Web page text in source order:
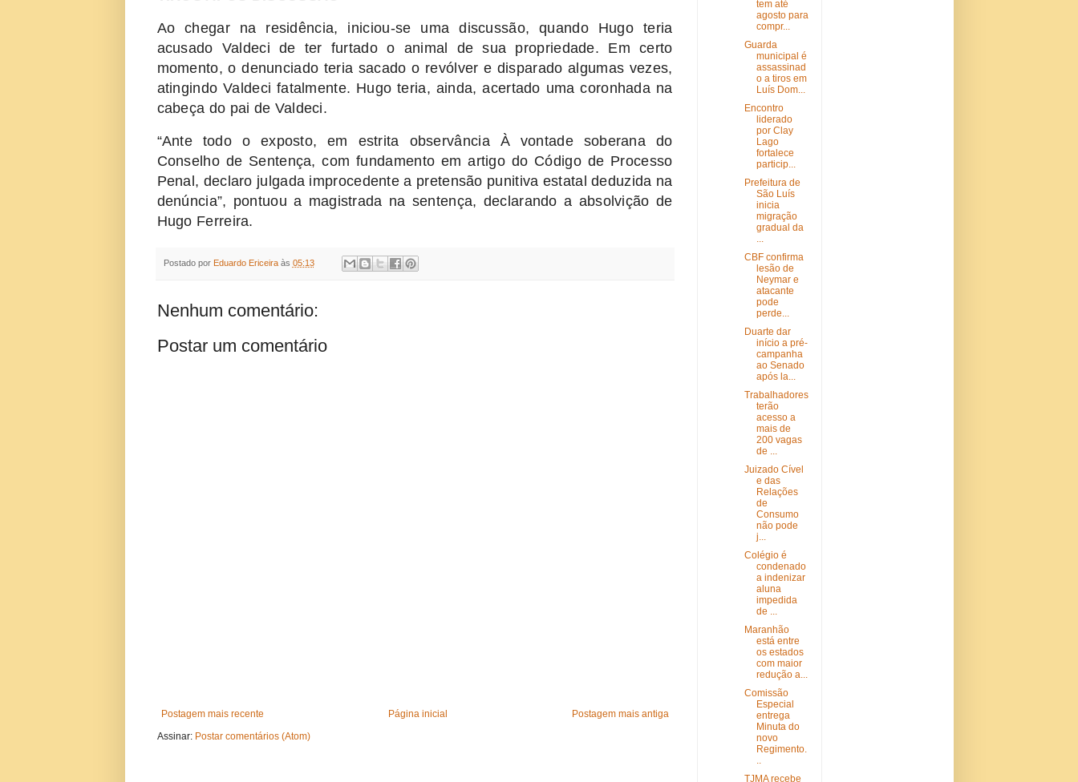
Ao chegar na residência, iniciou-se uma discussão, quando Hugo teria
acusado Valdeci de ter furtado o animal de sua propriedade. Em certo
momento, o denunciado teria sacado o revólver e disparado algumas vezes,
atingindo Valdeci fatalmente. Hugo teria, ainda, acertado uma coronhada na
cabeça do pai de Valdeci.
“Ante todo o exposto, em estrita observância À vontade soberana do
Conselho de Sentença, com fundamento em artigo do Código de Processo
Penal, declaro julgada improcedente a pretensão punitiva estatal deduzida na
denúncia”, pontuou a magistrada na sentença, declarando a absolvição de
Hugo Ferreira.
Postado por Eduardo Ericeira às 05:13
Nenhum comentário:
Postar um comentário
Postagem mais recente Postagem mais antiga
Página inicial
Assinar: Postar comentários (Atom)
tem até
agosto para
compr...
Guarda
municipal é
assassinad
o a tiros em
Luís Dom...
Encontro
liderado
por Clay
Lago
fortalece
particip...
Prefeitura de
São Luís
inicia
migração
gradual da
...
CBF confirma
lesão de
Neymar e
atacante
pode
perde...
Duarte dar
início a pré-
campanha
ao Senado
após la...
Trabalhadores
terão
acesso a
mais de
200 vagas
de ...
Juizado Cível
e das
Relações
de
Consumo
não pode
j...
Colégio é
condenado
a indenizar
aluna
impedida
de ...
Maranhão
está entre
os estados
com maior
redução a...
Comissão
Especial
entrega
Minuta do
novo
Regimento.
..
TJMA recebe